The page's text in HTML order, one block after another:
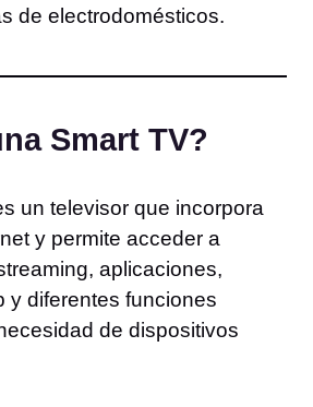
de electrodomésticos.
Smart TV?
un televisor que incorpora
y permite acceder a
aplicaciones,
y diferentes funciones
de dispositivos